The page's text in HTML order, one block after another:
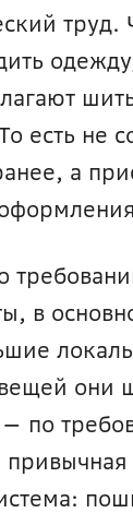
труд.
есть не
а
в
они
— по